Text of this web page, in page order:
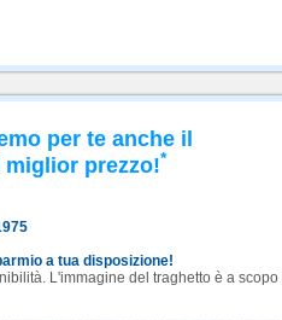
per te anche il
miglior prezzo!*
a tua disposizione!
L'immagine del traghetto è a scopo